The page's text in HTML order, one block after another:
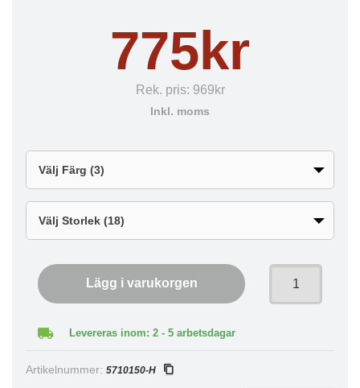
775kr
Rek. pris: 969kr
Inkl. moms
Lägg i varukorgen
Levereras inom: 2 - 5 arbetsdagar
Artikelnummer: 5710150-H